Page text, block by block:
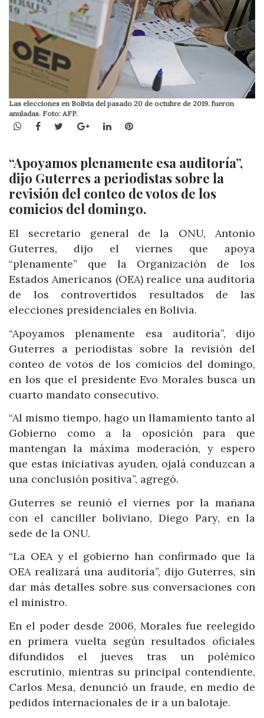
Las elecciones en Bolivia del pasado 20 de octubre de 2019. fueron
anuladas. Foto: AFP.
WhatsApp
Facebook
TwitterGoogle+LinkedInPinterest
“Apoyamos plenamente esa auditoría”,
dijo Guterres a periodistas sobre la
revisión del conteo de votos de los
comicios del domingo.
El secretario general de la ONU, Antonio
Guterres, dijo el viernes que apoya
“plenamente” que la Organización de los
Estados Americanos (OEA) realice una auditoría
de los controvertidos resultados de las
elecciones presidenciales en Bolivia.
“Apoyamos plenamente esa auditoría”, dijo
Guterres a periodistas sobre la revisión del
conteo de votos de los comicios del domingo,
en los que el presidente Evo Morales busca un
cuarto mandato consecutivo.
“Al mismo tiempo, hago un llamamiento tanto al
Gobierno como a la oposición para que
mantengan la máxima moderación, y espero
que estas iniciativas ayuden, ojalá conduzcan a
una conclusión positiva”, agregó.
Guterres se reunió el viernes por la mañana
con el canciller boliviano, Diego Pary, en la
sede de la ONU.
“La OEA y el gobierno han confirmado que la
OEA realizará una auditoría”, dijo Guterres, sin
dar más detalles sobre sus conversaciones con
el ministro.
En el poder desde 2006, Morales fue reelegido
en primera vuelta según resultados oficiales
difundidos el jueves tras un polémico
escrutinio, mientras su principal contendiente,
Carlos Mesa, denunció un fraude, en medio de
pedidos internacionales de ir a un balotaje.